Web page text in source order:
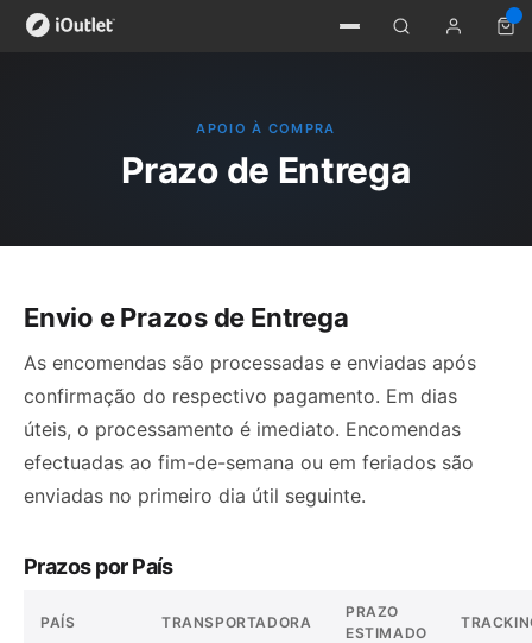
APOIO À COMPRA
Prazo de Entrega
Envio e Prazos de Entrega
As encomendas são processadas e enviadas após
confirmação do respectivo pagamento. Em dias
úteis, o processamento é imediato. Encomendas
efectuadas ao fim-de-semana ou em feriados são
enviadas no primeiro dia útil seguinte.
Prazos por País
PAÍS TRANSPORTADORA
PRAZO
ESTIMADO